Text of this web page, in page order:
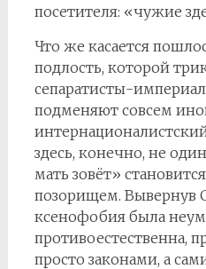
посетителя: «чужие
Что же касается
подлость, которой
сепаратисты-
подменяют совсем
здесь, конечно, не
мать зовёт»
позорищем. Вывернув
ксенофобия была
противоестественна,
просто законами, а